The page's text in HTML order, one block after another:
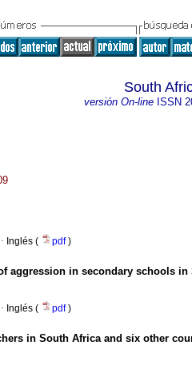
South
versión On-lineISSN
· Inglés ( pdf)
aggression in secondary schools in
· Inglés ( pdf)
in South Africa and six other